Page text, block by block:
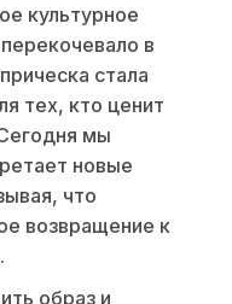
культурное
в
стала
тех, кто ценит
мы
новые
что
возвращение к
образ и